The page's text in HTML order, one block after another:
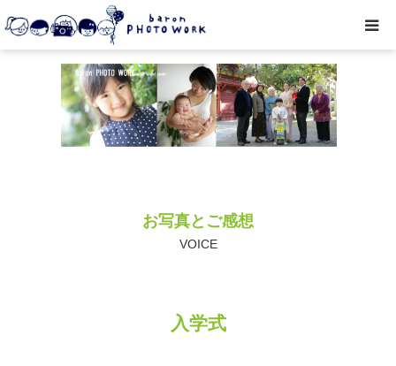
お写真とご感想
VOICE
入学式
撮影プラン
私たちについて
● お写真とご感想
取材・企業・オーナーさま